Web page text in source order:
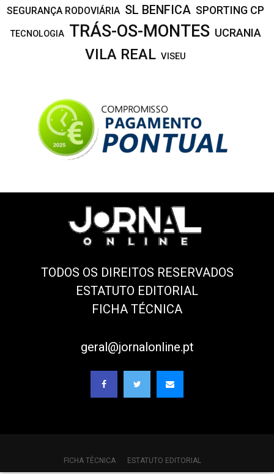
SEGURANÇA RODOVIÁRIA SL BENFICA SPORTING CP
TECNOLOGIA TRÁS-OS-MONTES UCRANIA
VILA REAL VISEU
TODOS OS DIREITOS RESERVADOS
ESTATUTO EDITORIAL
FICHA TÉCNICA
geral@jornalonline.pt
FICHA TÉCNICA ESTATUTO EDITORIAL